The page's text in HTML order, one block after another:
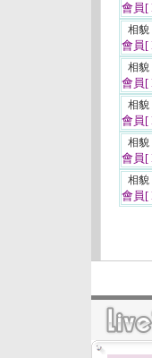
會員[
相貌
會員[
相貌
會員[
相貌
會員[
相貌
會員[
相貌
會員[